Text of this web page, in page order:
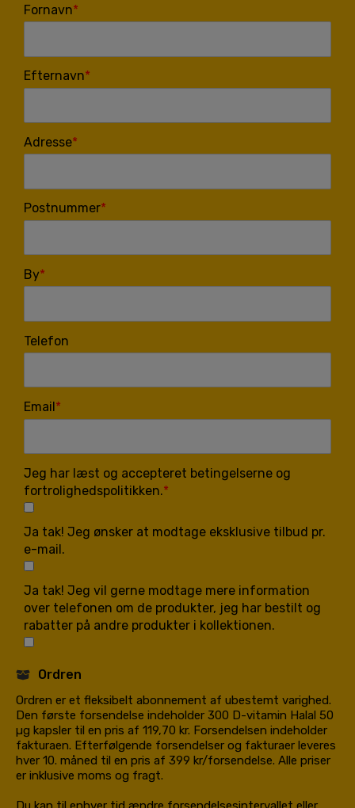
Fornavn
Efternavn
Adresse
Postnummer
By
Telefon
Email
Jeg har læst og accepteret betingelserne og
fortrolighedspolitikken.
Ja tak! Jeg ønsker at modtage eksklusive tilbud pr.
e-mail.
Ja tak! Jeg vil gerne modtage mere information
over telefonen om de produkter, jeg har bestilt og
rabatter på andre produkter i kollektionen.
Ordren
Ordren er et fleksibelt abonnement af ubestemt varighed.
Den første forsendelse indeholder 300 D-vitamin Halal 50
µg kapsler til en pris af 119,70 kr. Forsendelsen indeholder
fakturaen. Efterfølgende forsendelser og fakturaer leveres
hver 10. måned til en pris af 399 kr/forsendelse. Alle priser
er inklusive moms og fragt.